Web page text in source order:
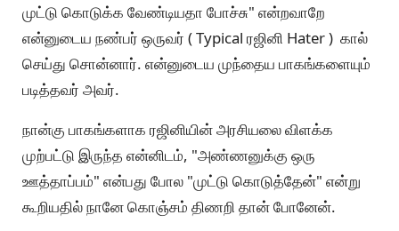
முட்டு கொடுக்க வேண்டியதா போச்சு" என்றவாறே
என்னுடைய நண்பர் ஒருவர் ( Typical ரஜினி Hater ) கால்
செய்து சொன்னார். என்னுடைய முந்தைய பாகங்களையும்
படித்தவர் அவர்.
நான்கு பாகங்களாக ரஜினியின் அரசியலை விளக்க
முற்பட்டு இருந்த என்னிடம், "அண்ணனுக்கு ஒரு
ஊத்தாப்பம்" என்பது போல "முட்டு கொடுத்தேன்" என்று
கூறியதில் நானே கொஞ்சம் திணறி தான் போனேன்.